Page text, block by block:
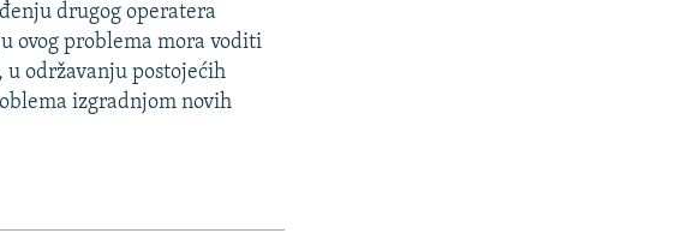
drugog operatera
ovog problema mora voditi
u održavanju postojećih
izgradnjom novih